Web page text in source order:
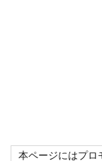
本ページにはプロ